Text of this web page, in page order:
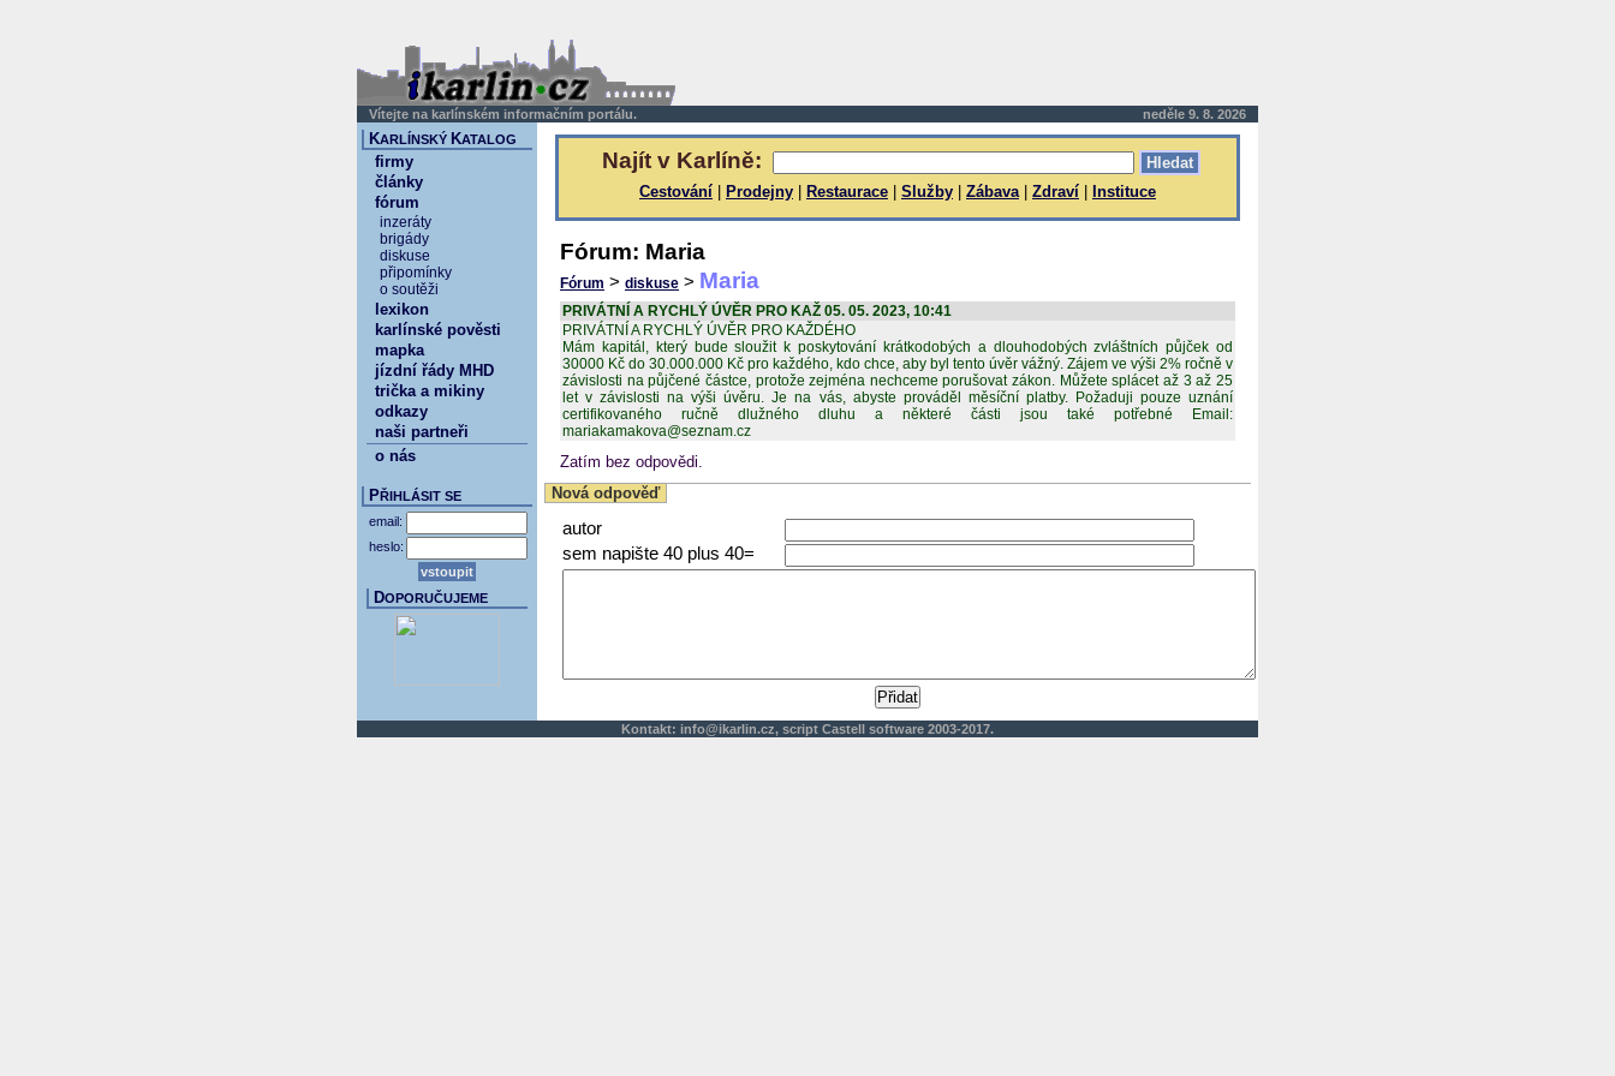
Vítejte na karlínském informačním portálu. neděle 9. 8. 2026
Najít v Karlíně:
Cestování Prodejny Restaurace Služby Zábava| Zdraví Instituce
Fórum: Maria
Fórum > diskuse > Maria
PRIVÁTNÍ A RYCHLÝ ÚVĚR PRO KAŽ 05. 05. 2023, 10:41
PRIVÁTNÍ A RYCHLÝ ÚVĚR PRO KAŽDÉHO
Mám kapitál, který bude sloužit k poskytování krátkodobých a dlouhodobých zvláštních půjček od
30000 Kč do 30.000.000 Kč pro každého, kdo chce, aby byl tento úvěr vážný. Zájem ve výši 2% ročně v
závislosti na půjčené částce, protože zejména nechceme porušovat zákon. Můžete splácet až 3 až 25
let v závislosti na výši úvěru. Je na vás, abyste prováděl měsíční platby. Požaduji pouze uznání
certifikovaného ručně dlužného dluhu a některé části jsou také potřebné Email:
mariakamakova@seznam.cz
Zatím bez odpovědi.
Nová odpověď
autor
sem napište 40 plus 40=
KARLÍNSKÝ KATALOG
firmy
články
fórum
inzeráty
brigády
diskuse
připomínky
o soutěži
lexikon
karlínské pověsti
mapka
jízdní řády MHD
trička a mikiny
odkazy
naši partneři
o nás
PŘIHLÁSIT SE
email:
heslo:
DOPORUČUJEME
Kontakt: info@ikarlin.cz, script Castell software 2003-2017.